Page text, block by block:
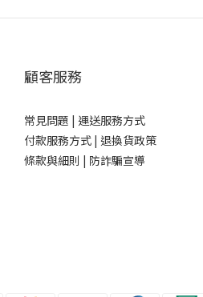
顧客服務
常見問題 | 運送服務方式
付款服務方式 | 退換貨政策
條款與細則 | 防詐騙宣導